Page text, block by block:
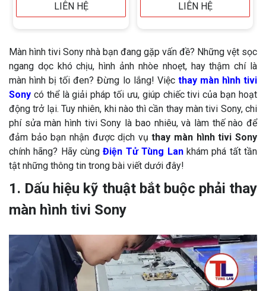
LIÊN HỆ LIÊN HỆ
Màn hình tivi Sony nhà bạn đang gặp vấn đề? Những vệt sọc
ngang dọc khó chịu, hình ảnh nhòe nhoẹt, hay thậm chí là
màn hình bị tối đen? Đừng lo lắng! Việc thay màn hình tivi
Sony có thể là giải pháp tối ưu, giúp chiếc tivi của bạn hoạt
động trở lại. Tuy nhiên, khi nào thì cần thay màn tivi Sony, chi
phí sửa màn hình tivi Sony là bao nhiêu, và làm thế nào để
đảm bảo bạn nhận được dịch vụthay màn hình tivi Sony
chính hãng? Hãy cùngĐiện Tử Tùng Lankhám phá tất tần
tật những thông tin trong bài viết dưới đây!
1. Dấu hiệu kỹ thuật bắt buộc phải thay
màn hình tivi Sony